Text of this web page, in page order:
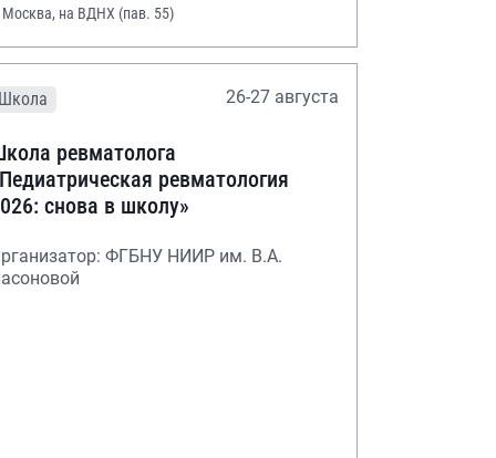
Москва, на ВДНХ (пав. 55)
26-27 августа
ревматолога
ревматология
снова в школу»
ФГБНУ НИИР им. В.А.